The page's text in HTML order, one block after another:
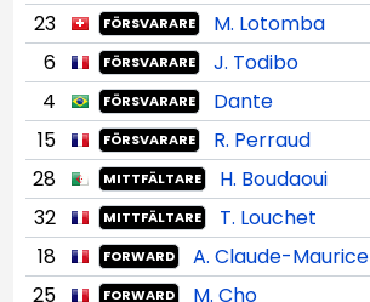
23
FÖRSVARARE M. Lotomba
6 FÖRSVARARE
J. Todibo
4
FÖRSVARARE
Dante
15
FÖRSVARARE R. Perraud
28 MITTFÄLTARE
H. Boudaoui
32
MITTFÄLTARE T. Louchet
18 FORWARD
A. Claude-Maurice
25
FORWARD M. Cho